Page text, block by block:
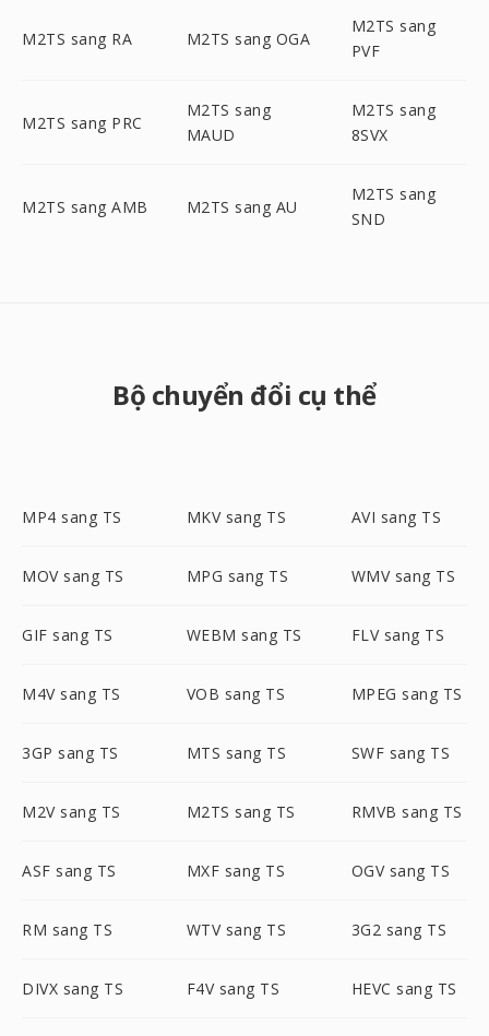
M2TS sang RA M2TS sang OGA
M2TS sang
PVF
M2TS sang PRC
M2TS sang
MAUD
M2TS sang
8SVX
M2TS sang AMB M2TS sang AU
M2TS sang
SND
Bộ chuyển đổi cụ thể
MP4 sang TS MKV sang TS AVI sang TS
MOV sang TS MPG sang TS WMV sang TS
GIF sang TS WEBM sang TS FLV sang TS
M4V sang TS VOB sang TS MPEG sang TS
3GP sang TS MTS sang TS SWF sang TS
M2V sang TS M2TS sang TS RMVB sang TS
ASF sang TS MXF sang TS OGV sang TS
RM sang TS WTV sang TS 3G2 sang TS
DIVX sang TS F4V sang TS HEVC sang TS